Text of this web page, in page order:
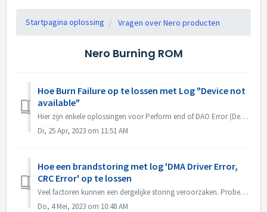
Startpagina oplossing Vragen over Nero producten
Nero Burning ROM
Hoe Burn Failure op te lossen met Log "Device not
available"
Hier zijn enkele oplossingen voor Perform end of DAO Error (Device not available). Upgrade of Rollback de Driver Firmware Het is meestal zoals om dit pr...
Di, 25 Apr, 2023 om 11:51 AM
Hoe een brandstoring met log 'DMA Driver Error,
CRC Error' op te lossen
Veel factoren kunnen een dergelijke storing veroorzaken. Probeer de volgende methoden: 1. Verwissel de datakabels op de brander; 2. Als u een externe optis...
Do, 4 Mei, 2023 om 10:48 AM